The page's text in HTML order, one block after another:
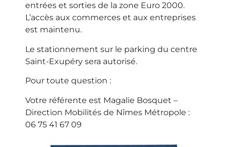
entrées et sorties de la zone Euro 2000.
L’accès aux commerces et aux entreprises
est maintenu.
Le stationnement sur le parking du centre
Saint-Exupéry sera autorisé.
Pour toute question :
Votre référente est Magalie Bosquet –
Direction Mobilités de Nîmes Métropole :
06 75 41 67 09